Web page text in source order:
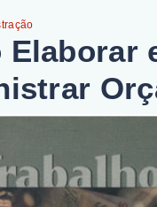
Elaborar